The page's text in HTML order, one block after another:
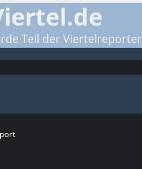
Teil der Viertelreporter